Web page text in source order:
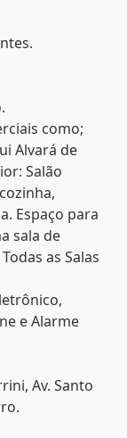
como;
Alvará de
Salão
Espaço para
sala de
as Salas
e Alarme
Av. Santo